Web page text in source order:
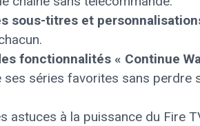
sous-titres et
fonctionnalités « Continue
ses séries favorites sans perdre
astuces à la puissance du Fire